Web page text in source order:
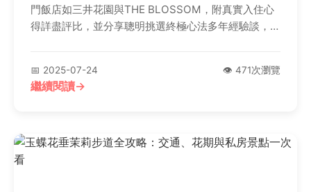
門飯店如三井花園與THE BLOSSOM，附真實入住心
得詳盡評比，並分享聰明挑選終極心法多年經驗談，加
📅 2025-07-24 👁️ 471次瀏覽
繼續閱讀